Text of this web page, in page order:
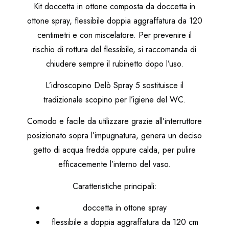
Kit doccetta in ottone composta da doccetta in
ottone spray, flessibile doppia aggraffatura da 120
centimetri e con miscelatore. Per prevenire il
rischio di rottura del flessibile, si raccomanda di
chiudere sempre il rubinetto dopo l’uso.
L’idroscopino Delò Spray 5 sostituisce il
tradizionale scopino per l’igiene del WC.
Comodo e facile da utilizzare grazie all’interruttore
posizionato sopra l’impugnatura, genera un deciso
getto di acqua fredda oppure calda, per pulire
efficacemente l’interno del vaso.
Caratteristiche principali:
doccetta in ottone spray
flessibile a doppia aggraffatura da 120 cm